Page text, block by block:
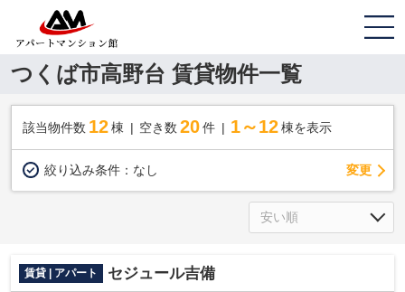
つくば市高野台 賃貸物件一覧
該当物件数 12棟 空き数 20 件 1～12 棟を表示
絞り込み条件： なし 変更
賃貸 | アパート セジュール吉備